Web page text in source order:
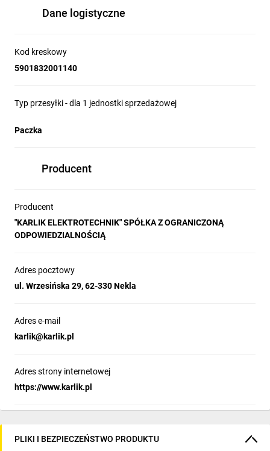
Dane logistyczne
Kod kreskowy
5901832001140
Typ przesyłki - dla 1 jednostki sprzedażowej
Paczka
Producent
Producent
"KARLIK ELEKTROTECHNIK" SPÓŁKA Z OGRANICZONĄ
ODPOWIEDZIALNOŚCIĄ
Adres pocztowy
ul. Wrzesińska 29, 62-330 Nekla
Adres e-mail
karlik@karlik.pl
Adres strony internetowej
https://www.karlik.pl
PLIKI I BEZPIECZEŃSTWO PRODUKTU